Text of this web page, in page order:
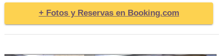
+ Fotos y Reservas en Booking.com